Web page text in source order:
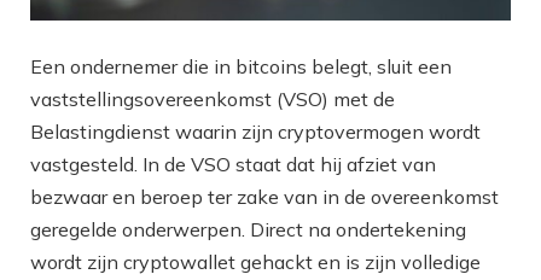
Een ondernemer die in bitcoins belegt, sluit een
vaststellingsovereenkomst (VSO) met de
Belastingdienst waarin zijn cryptovermogen wordt
vastgesteld. In de VSO staat dat hij afziet van
bezwaar en beroep ter zake van in de overeenkomst
geregelde onderwerpen. Direct na ondertekening
wordt zijn cryptowallet gehackt en is zijn volledige